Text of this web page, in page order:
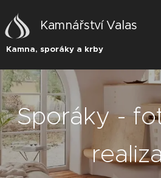
Kamnářství Valas
Kamna, sporáky a krby
Sporáky -